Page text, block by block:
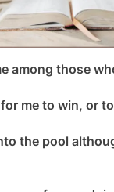
họp mặt Tân
Years Ago
Years Ago
3 Years Ago
among those
me to win, or
the pool